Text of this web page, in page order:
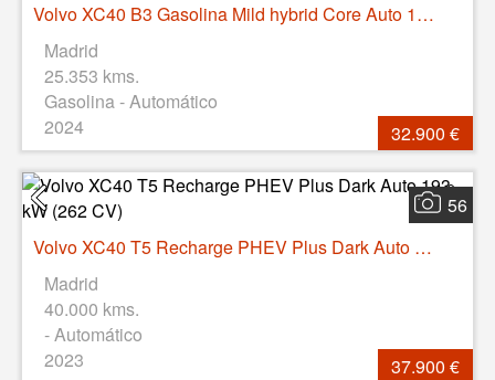
Volvo XC40 B3 Gasolina Mild hybrid Core Auto 120 kW (163 CV)
Madrid
25.353 kms.
Gasolina - Automático
2024
32.900 €
56
Volvo XC40 T5 Recharge PHEV Plus Dark Auto 193 kW (262 CV)
Madrid
40.000 kms.
- Automático
2023
37.900 €